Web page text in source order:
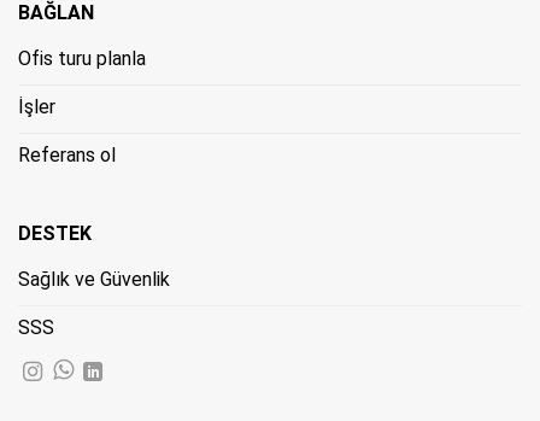
BAĞLAN
Ofis turu planla
İşler
Referans ol
DESTEK
Sağlık ve Güvenlik
SSS